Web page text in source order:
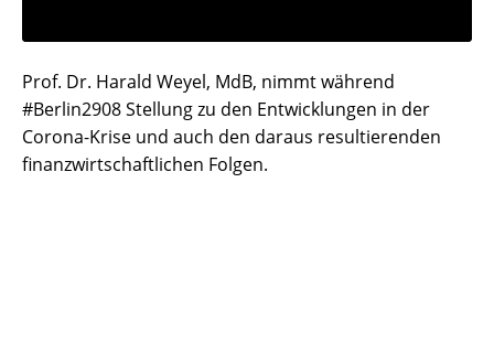
Prof. Dr. Harald Weyel, MdB, nimmt während
#Berlin2908 Stellung zu den Entwicklungen in der
Corona-Krise und auch den daraus resultierenden
finanzwirtschaftlichen Folgen.